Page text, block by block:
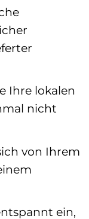
Ihre lokalen
nicht
von Ihrem
ein,